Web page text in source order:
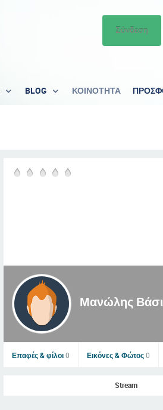
Σύνδεση
BLOG ΚΟΙΝΟΤΗΤΑ
Μανώλης
Επαφές & φίλοι 0 Εικόνες & Φώτος 0
Stream